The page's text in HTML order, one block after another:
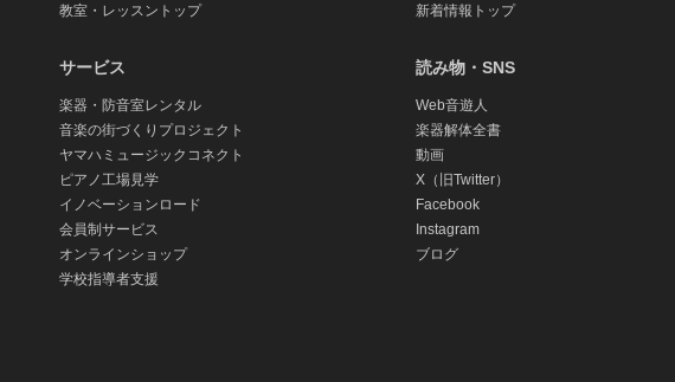
負う場合、弊社の故意又は重過失がある場合を除き、お客様に直接生じた通常
本ソフトウェアと併せて使用する弊社製品の対価として、お客様が支払った総額
ウェア
ソースライセンス(GNU General Public License、Lesser General Public License を
「オープンソースソフトウェア」)が含まれる場合があります。オープンソースソ
とします。なお、本契約と各オープンソースライセンスとで矛盾する内容が規定
優先して適用されます。
およびサービス
、第三者のプログラム、サービス、データファイルおよび関連文書（以下「第
ことを示した場合、お客様はその第三者ソフトウェアに付随する契約条項に拘
同意するものとします。弊社は第三者ソフトウェアに関する一切の責任を負い
証その他一切の保証を、明示であると黙示であるとを問わず、一切いたしませ
教室・レッスントップ
サービス
楽器・防音室レンタル
音楽の街づくりプロジェクト
ヤマハミュージックコネクト
ピアノ工場見学
イノベーションロード
会員制サービス
オンラインショップ
学校指導者支援
新着情報トップ
読み物・SNS
Web音遊人
楽器解体全書
動画
X（旧Twitter）
Facebook
Instagram
ブログ